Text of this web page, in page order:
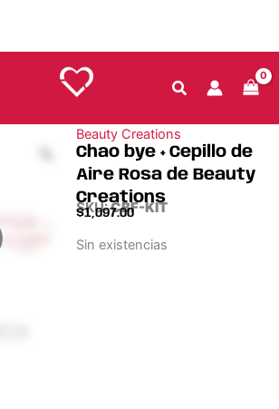
Beauty Creations
Chao bye + Cepillo de
Aire Rosa de Beauty
Creations
SKU:CBF-KIT
$1,097.00
Sin existencias